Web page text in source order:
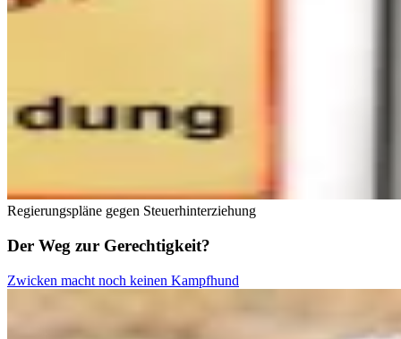
Regierungspläne gegen Steuerhinterziehung
Der Weg zur Gerechtigkeit?
Zwicken macht noch keinen Kampfhund